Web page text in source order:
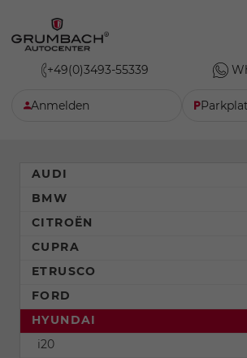
+49(0)3493-55339
Anmelden
AUDI
BMW
CITROËN
CUPRA
ETRUSCO
FORD
HYUNDAI
i20